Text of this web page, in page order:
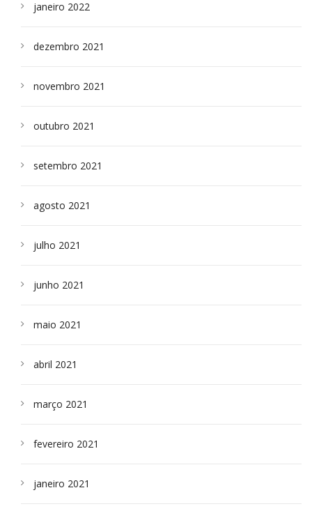
janeiro 2022
dezembro 2021
novembro 2021
outubro 2021
setembro 2021
agosto 2021
julho 2021
junho 2021
maio 2021
abril 2021
março 2021
fevereiro 2021
janeiro 2021